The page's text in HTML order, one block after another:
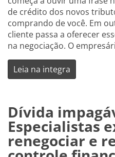
de crédito dos novos
comprando de você. Em
cliente passa a oferecer
na negociação. O
Leia na integra
Dívida
Especialistas
renegociar e